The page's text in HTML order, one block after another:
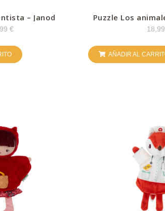
– Janod
€
Puzzle Los
pz –
AÑADIR AL